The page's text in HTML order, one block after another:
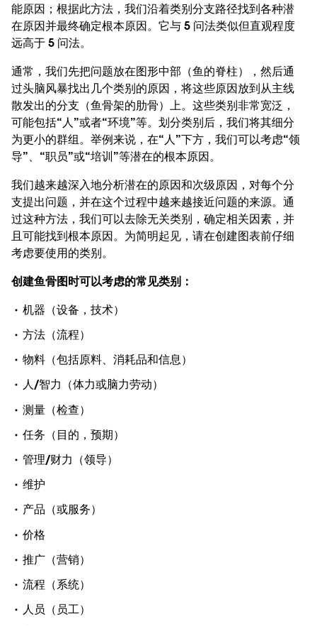
能原因；根据此方法，我们沿着类别分支路径找到各种潜
在原因并最终确定根本原因。它与 5 问法类似但直观程度
远高于 5 问法。
通常，我们先把问题放在图形中部（鱼的脊柱），然后通
过头脑风暴找出几个类别的原因，将这些原因放到从主线
散发出的分支（鱼骨架的肋骨）上。这些类别非常宽泛，
可能包括“人”或者“环境”等。划分类别后，我们将其细分
为更小的群组。举例来说，在“人”下方，我们可以考虑“领
导”、“职员”或“培训”等潜在的根本原因。
我们越来越深入地分析潜在的原因和次级原因，对每个分
支提出问题，并在这个过程中越来越接近问题的来源。通
过这种方法，我们可以去除无关类别，确定相关因素，并
且可能找到根本原因。为简明起见，请在创建图表前仔细
考虑要使用的类别。
创建鱼骨图时可以考虑的常见类别：
机器（设备，技术）
方法（流程）
物料（包括原料、消耗品和信息）
人/智力（体力或脑力劳动）
测量（检查）
任务（目的，预期）
管理/财力（领导）
维护
产品（或服务）
价格
推广（营销）
流程（系统）
人员（员工）